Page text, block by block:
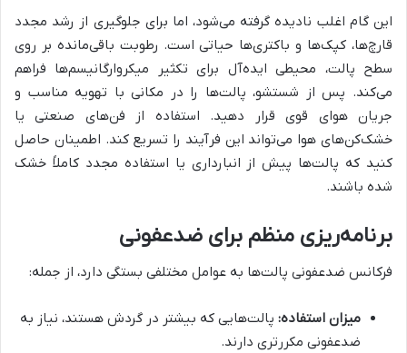
این گام اغلب نادیده گرفته می‌شود، اما برای جلوگیری از رشد مجدد
قارچ‌ها، کپک‌ها و باکتری‌ها حیاتی است. رطوبت باقی‌مانده بر روی
سطح پالت، محیطی ایده‌آل برای تکثیر میکروارگانیسم‌ها فراهم
می‌کند. پس از شستشو، پالت‌ها را در مکانی با تهویه مناسب و
جریان هوای قوی قرار دهید. استفاده از فن‌های صنعتی یا
خشک‌کن‌های هوا می‌تواند این فرآیند را تسریع کند. اطمینان حاصل
کنید که پالت‌ها پیش از انبارداری یا استفاده مجدد کاملاً خشک
شده باشند.
برنامه‌ریزی منظم برای ضدعفونی
فرکانس ضدعفونی پالت‌ها به عوامل مختلفی بستگی دارد، از جمله:
میزان استفاده: پالت‌هایی که بیشتر در گردش هستند، نیاز به
ضدعفونی مکررتری دارند.